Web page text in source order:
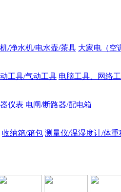
/净水机/电水壶/茶具 大家电（空
工具/气动工具 电脑工具、网络
仪表 电闸/断路器/配电箱
收纳箱/箱包 测量仪/温湿度计/体重